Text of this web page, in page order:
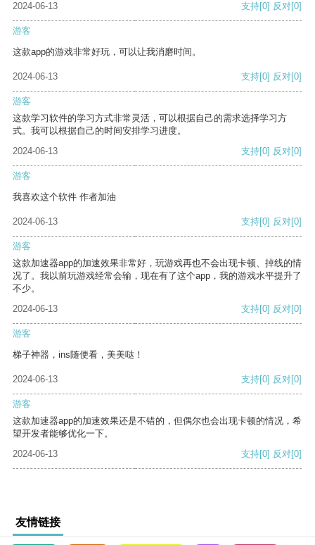
2024-06-13 支持[0] 反对[0]
游客
这款app的游戏非常好玩，可以让我消磨时间。
2024-06-13 支持[0] 反对[0]
游客
这款学习软件的学习方式非常灵活，可以根据自己的需求选择学习方
式。我可以根据自己的时间安排学习进度。
2024-06-13
支持[0] 反对[0]
游客
我喜欢这个软件 作者加油
2024-06-13 支持[0] 反对[0]
游客
这款加速器app的加速效果非常好，玩游戏再也不会出现卡顿、掉线的情
况了。我以前玩游戏经常会输，现在有了这个app，我的游戏水平提升了
不少。
2024-06-13
支持[0] 反对[0]
游客
梯子神器，ins随便看，美美哒！
2024-06-13 支持[0] 反对[0]
游客
这款加速器app的加速效果还是不错的，但偶尔也会出现卡顿的情况，希
望开发者能够优化一下。
2024-06-13
支持[0] 反对[0]
友情链接